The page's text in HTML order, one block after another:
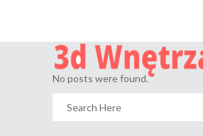
No posts were found.